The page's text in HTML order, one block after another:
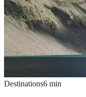
Destinations6 min